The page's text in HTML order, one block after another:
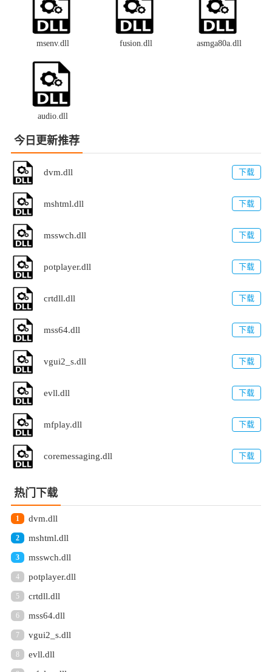
msenv.dll fusion.dll asmga80a.dll
audio.dll
今日更新推荐
dvm.dll 下载
mshtml.dll 下载
msswch.dll 下载
potplayer.dll 下载
crtdll.dll 下载
mss64.dll 下载
vgui2_s.dll 下载
evll.dll 下载
mfplay.dll 下载
coremessaging.dll 下载
热门下载
1 dvm.dll
2 mshtml.dll
3 msswch.dll
4 potplayer.dll
5 crtdll.dll
6 mss64.dll
7 vgui2_s.dll
8 evll.dll